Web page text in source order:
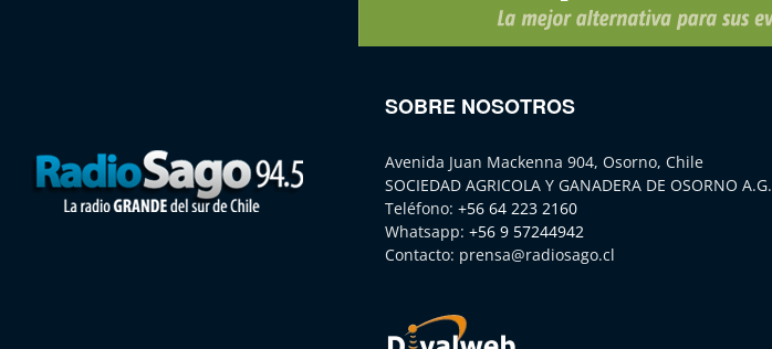
SOBRE NOSOTROS
Avenida Juan Mackenna 904, Osorno, Chile
SOCIEDAD AGRICOLA Y GANADERA DE OSORNO A.G.
Teléfono: +56 64 223 2160
Whatsapp: +56 9 57244942
Contacto: prensa@radiosago.cl